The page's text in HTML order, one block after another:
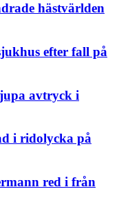
hästvärlden
efter fall på
avtryck i
i ridolycka på
red i från